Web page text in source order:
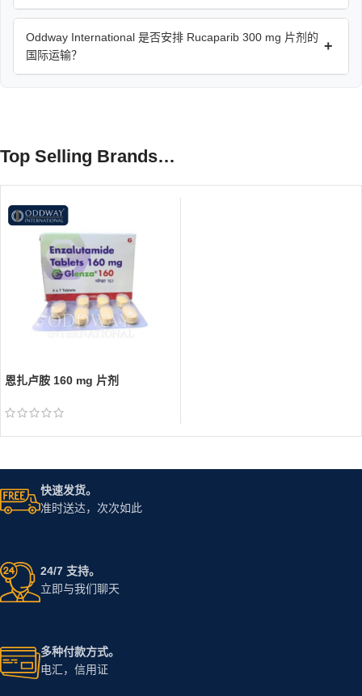
Oddway International 是否安排 Rucaparib 300 mg 片剂的
国际运输？
+
Top Selling Brands…
恩扎卢胺 160 mg 片剂
快速发货。
准时送达，次次如此
24/7 支持。
立即与我们聊天
多种付款方式。
电汇，信用证